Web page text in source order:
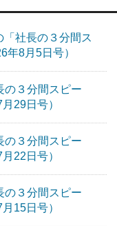
社長の３分間ス
年8月5日号）
の３分間スピー
29日号）
の３分間スピー
22日号）
の３分間スピー
15日号）